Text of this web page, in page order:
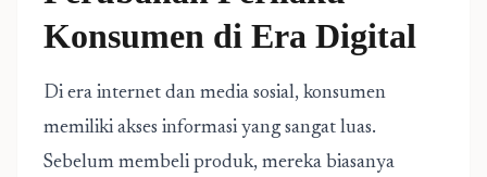
Konsumen di Era Digital
Di era internet dan media sosial, konsumen
memiliki akses informasi yang sangat luas.
Sebelum membeli produk, mereka biasanya